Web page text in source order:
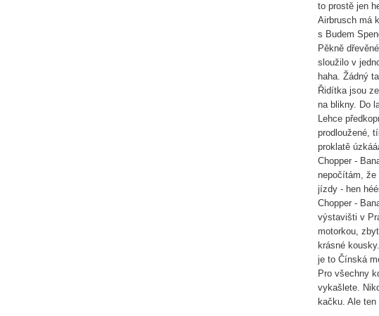
to prostě jen
Airbrusch má
s Budem
Pěkně
sloužilo v
haha. Žádný
Řidítka jsou
na blikny. Do
Lehce
prodloužené,
proklatě
Chopper -
nepočítám,
jízdy - hen
Chopper -
výstavišti v
motorkou,
krásné
je to Čínská
Pro všechny
vykašlete.
kačku. Ale